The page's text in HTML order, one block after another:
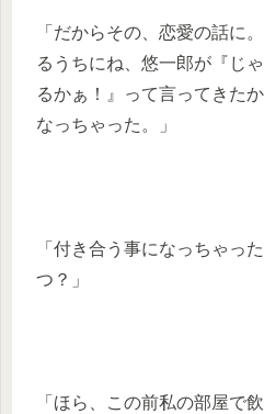
「だからその、恋愛の話に
るうちにね、悠一郎が『じ
るかぁ！』って言ってきた
なっちゃった。」
「付き合う事になっちゃ
つ？」
「ほら、この前私の部屋で